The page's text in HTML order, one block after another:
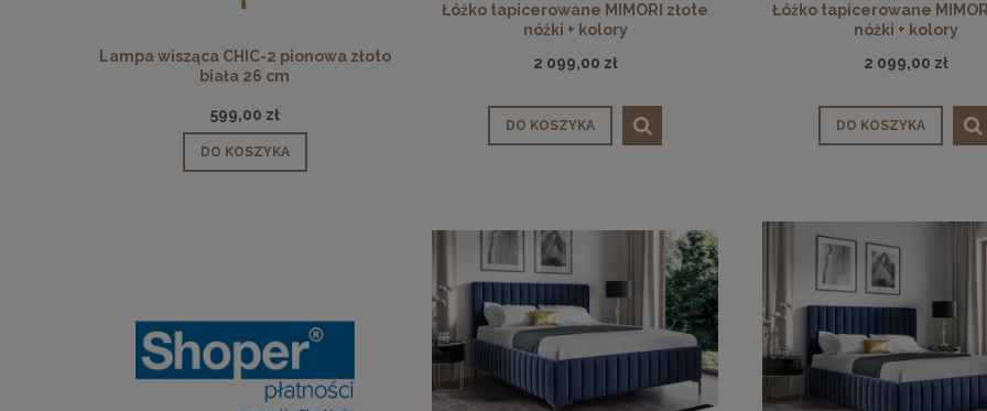
Lampa wisząca CHIC-2 pionowa złoto
biała 26 cm
599,00 zł
DO KOSZYKA
Lampa wisząca CHIC-9, biało złota 75
cm
Lampa wisząca CHIC-6, biało złota
Łóżko tapicerowane MIMORI złote
nóżki + kolory
2 099,00 zł
DO KOSZYKA
Łóżko tapicerowane
nóżki + kolory
2 099,00 zł
DO KOSZYKA